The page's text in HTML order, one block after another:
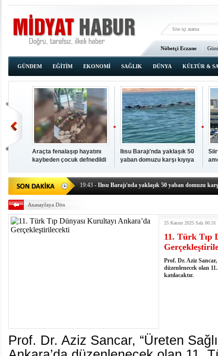
Nöbetçi Eczane
Ana Sayfa
GÜNDEM
EĞİTİM EKONOMİ SAĞLIK DÜNYA KÜLTÜR &
Araçta fenalaşıp hayatını
kaybeden çocuk defnedildi
Ilısu Barajı'nda yaklaşık 50
yaban domuzu karşı kıyıya
00:02- OKUMAK İÇİN TIKLAYIN
19:44- Araçta fenalaşıp hayatını kaybeden çocuk
19:43 - Ilısu Barajı'nda yaklaşık 50 yaban domuzu
19:42- Hacıoğlu: UMKE ekipleri bilgi, cesaret ve
19:08- HÜDA PAR Şırnak il başkanı Yalçın:
istiyor
19:06- Öter: Maneviyatı ve ahlaki yapıyı bozan en
- MARSU, Kabala Mahallesi'nin Yaklaşık 40
- VEFAT • Mehmet Ata Baştuğ
- Başkan Genç, Şırnak'ta dönel kavşak çağrısını
- Bakan Memişoğlu: 500 yataklı hastanemizi
Anasayfaya Dön
25 Kasım 2025 Salı 00:31
11. Türk Tıp
Prof. Dr. Aziz
düzenlenecek olan
katılacaktır.
Prof. Dr. Aziz Sancar, “Üreten